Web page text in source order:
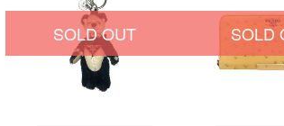
SOLD OUT SOLD